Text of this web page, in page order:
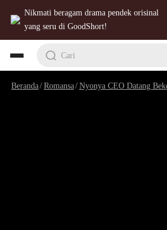
Nikmati beragam drama pendek orisinal
yang seru di GoodShort!
Cari
Beranda/Romansa/Nyonya CEO Datang